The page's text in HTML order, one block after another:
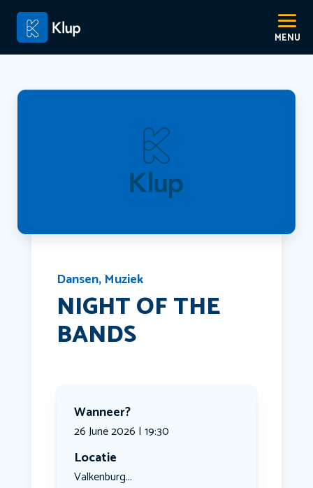
Dansen, Muziek
NIGHT OF THE
BANDS
Wanneer?
26 June 2026 | 19:30
Locatie
Valkenburg...